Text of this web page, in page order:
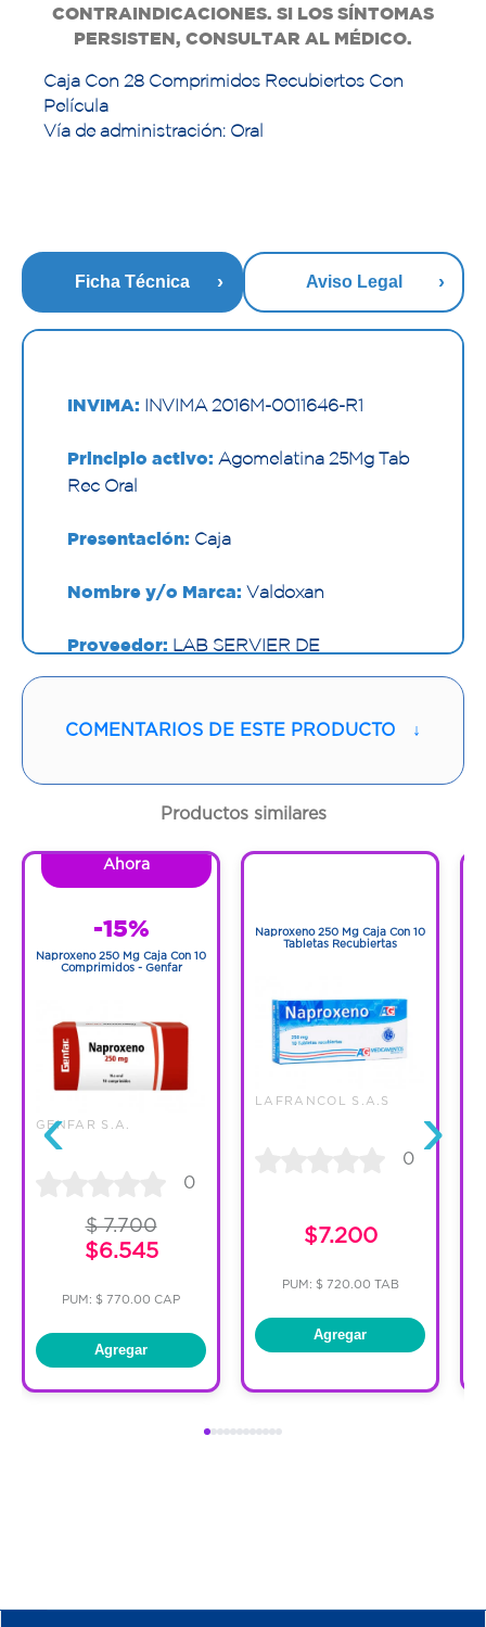
CONTRAINDICACIONES. SI LOS SÍNTOMAS
PERSISTEN, CONSULTAR AL MÉDICO.
Caja Con 28 Comprimidos Recubiertos Con
Película
Vía de administración: Oral
Ficha Técnica Aviso Legal
INVIMA: INVIMA 2016M-0011646-R1
Principio activo: Agomelatina 25Mg Tab
Rec Oral
Presentación: Caja
Nombre y/o Marca: Valdoxan
Proveedor: LAB SERVIER DE
COLOMBIA S.A.S.
Vía de administración:ORAL
Código:1251418
COMENTARIOS DE ESTE PRODUCTO ↓
Productos similares
‹
Ahora
-15%
Naproxeno 250 Mg Caja Con 10
Comprimidos - Genfar
GENFAR S.A.
0
$ 7.700
$6.545
PUM: $ 770.00 CAP
Agregar
Naproxeno 250 Mg Caja Con 10
Tabletas Recubiertas
LAFRANCOL S.A.S
0
$7.200
PUM: $ 720.00 TAB
Agregar
›